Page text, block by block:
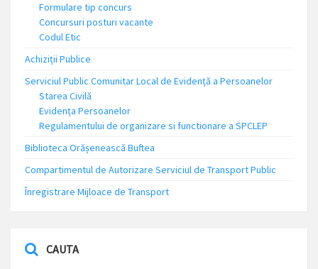
Formulare tip concurs
Concursuri posturi vacante
Codul Etic
Achiziții Publice
Serviciul Public Comunitar Local de Evidență a Persoanelor
Starea Civilă
Evidența Persoanelor
Regulamentului de organizare si functionare a SPCLEP
Biblioteca Orășenească Buftea
Compartimentul de Autorizare Serviciul de Transport Public
Înregistrare Mijloace de Transport
CAUTA